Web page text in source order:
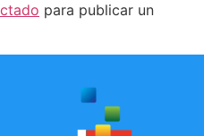
para publicar un